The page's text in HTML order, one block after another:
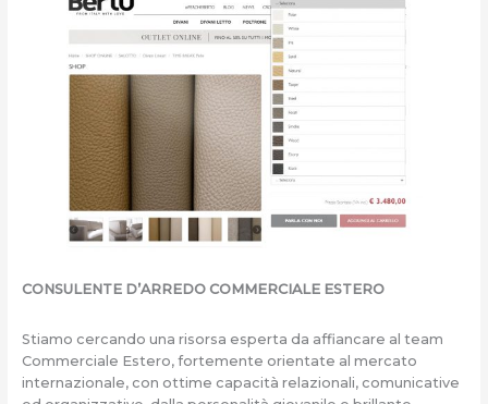
CONSULENTE D’ARREDO COMMERCIALE ESTERO
Stiamo cercando una risorsa esperta da affiancare al team
Commerciale Estero, fortemente orientate al mercato
internazionale, con ottime capacità relazionali, comunicative